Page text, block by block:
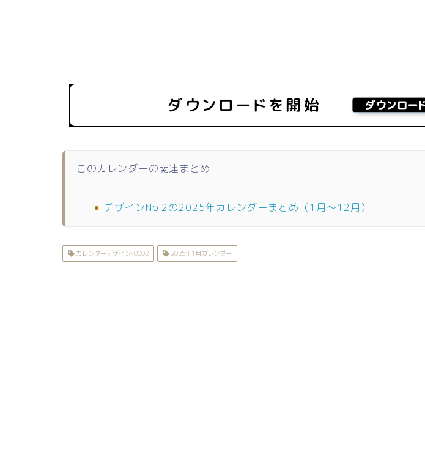
このカレンダーの関連まとめ
デザインNo.2の2025年カレンダーまとめ（1月〜12月）
カレンダーデザイン-0002 2025年1月カレンダー